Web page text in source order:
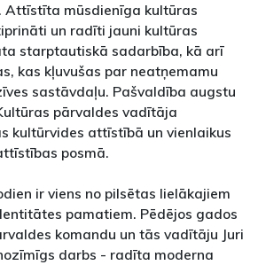
Attīstīta mūsdienīga kultūras
un radīti jauni kultūras
starptautiskā sadarbība, kā arī
kas kļuvušas par neatņemamu
sastāvdaļu. Pašvaldība augstu
pārvaldes vadītāja
kultūrvides attīstībā un vienlaikus
posmā.
ir viens no pilsētas lielākajiem
pamatiem. Pēdējos gados
komandu un tās vadītāju Juri
darbs - radīta moderna